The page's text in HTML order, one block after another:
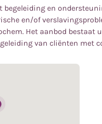
begeleiding en
en/of
Het aanbod
van cliënten met